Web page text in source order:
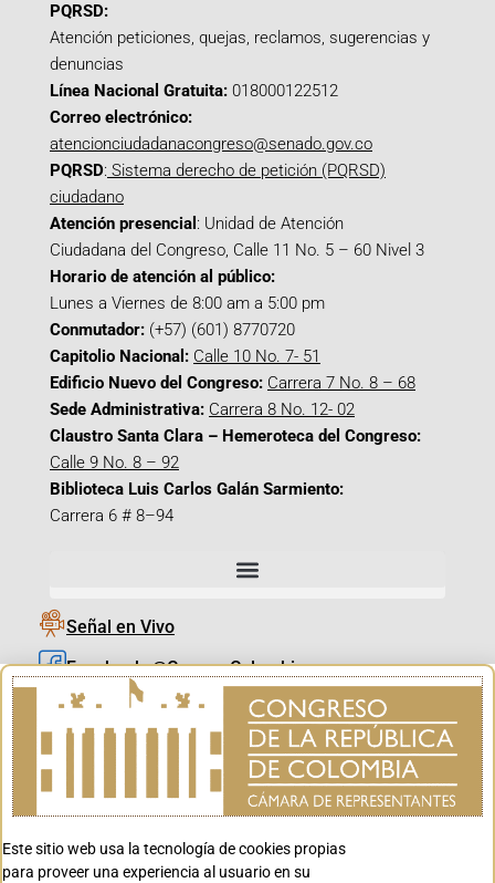
PQRSD:
Atención peticiones, quejas, reclamos, sugerencias y
denuncias
Línea Nacional Gratuita: 018000122512
Correo electrónico:
atencionciudadanacongreso@senado.gov.co
PQRSD: Sistema derecho de petición (PQRSD)
ciudadano
Atención presencial : Unidad de Atención
Ciudadana del Congreso, Calle 11 No. 5 – 60 Nivel 3
Horario de atención al público:
Lunes a Viernes de 8:00 am a 5:00 pm
Conmutador: (+57) (601) 8770720
Capitolio Nacional: Calle 10 No. 7- 51
Edificio Nuevo del Congreso: Carrera 7 No. 8 – 68
Sede Administrativa: Carrera 8 No. 12- 02
Claustro Santa Clara – Hemeroteca del Congreso:
Calle 9 No. 8 – 92
Biblioteca Luis Carlos Galán Sarmiento:
Carrera 6 # 8–94
Señal en Vivo
Facebook_@CamaraColombia
Instagram_@CamaraColombia
X_@CamaraColombia
Youtube_@CamaraColombia
Youtube_@CanalCongreso
Este sitio web usa la tecnología de cookies propias
para proveer una experiencia al usuario en su